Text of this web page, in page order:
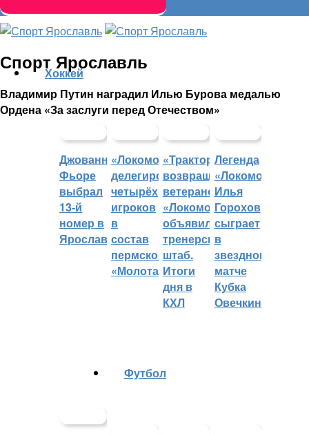
Спорт Ярославль
Владимир Путин наградил Илью Бурова медалью
Ордена «За заслуги перед Отечеством»
Хоккей
Джованни
Фьоре
выбрал
13-й
номер в
Ярославле
«Локомотив»
делегировал
четырёх
игроков
в
состав
пермского
«Молота»
«Трактор»
возвращает
ветеранов,
«Локомотив»
объявил
тренерский
штаб.
Итоги
дня в
КХЛ
Легенда
«Локомотива»
Илья
Горохов
сыграет
в
звездном
матче
Кубка
Овечкина
Футбол